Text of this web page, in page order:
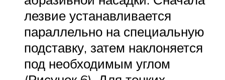
лезвие устанавливается
параллельно на специальную
подставку, затем наклоняется
под необходимым углом